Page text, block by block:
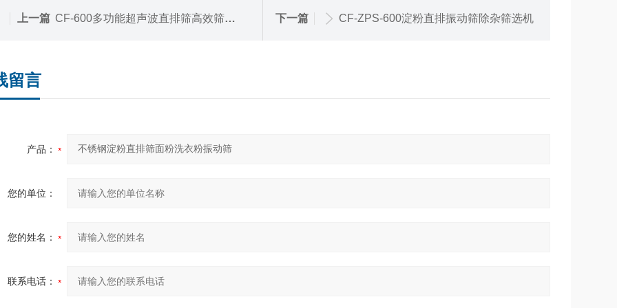
上一篇 CF-600多功能超声波直排筛高效筛分除杂效果好 下一篇 CF-ZPS-600淀粉直排振动筛除杂筛选机
留言
产品：
您的单位：
您的姓名：
联系电话：